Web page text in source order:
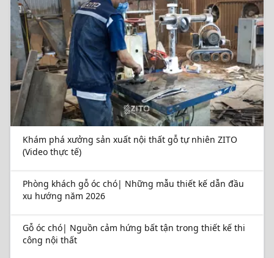
Mẫu thiết kế nội thất chung cư gỗ óc chó hiện đại sang trọng
đậm chất cá nhân hóa
Khám phá xưởng sản xuất nội thất gỗ tự nhiên ZITO
(Video thực tế)
Phòng khách gỗ óc chó| Những mẫu thiết kế dẫn đầu
xu hướng năm 2026
Gỗ óc chó| Nguồn cảm hứng bất tận trong thiết kế thi
công nội thất